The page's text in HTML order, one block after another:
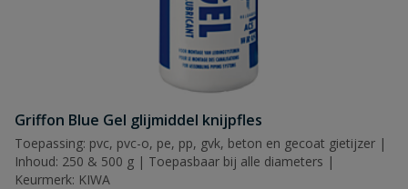
Griffon Blue Gel glijmiddel knijpfles
Toepassing: pvc, pvc-o, pe, pp, gvk, beton en gecoat gietijzer |
Inhoud: 250 & 500 g | Toepasbaar bij alle diameters |
Keurmerk: KIWA